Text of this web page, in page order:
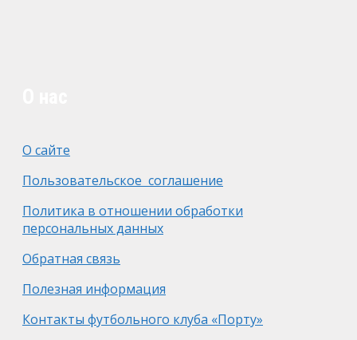
О сайте
Пользовательское соглашение
Политика в отношении обработки
персональных данных
Обратная связь
Полезная информация
Контакты футбольного клуба «Порту»